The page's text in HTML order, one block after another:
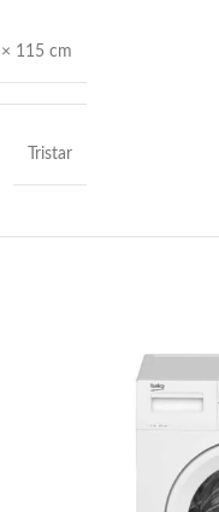
115 cm
Tristar